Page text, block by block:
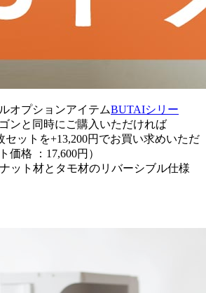
オプションアイテムBUTAIシリー
ンと同時にご購入いただければ
ットを+13,200円でお買い求めいただ
価格 ：17,600円）
ット材とタモ材のリバーシブル仕様